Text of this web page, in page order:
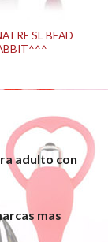
SL BEAD
adulto con
mas